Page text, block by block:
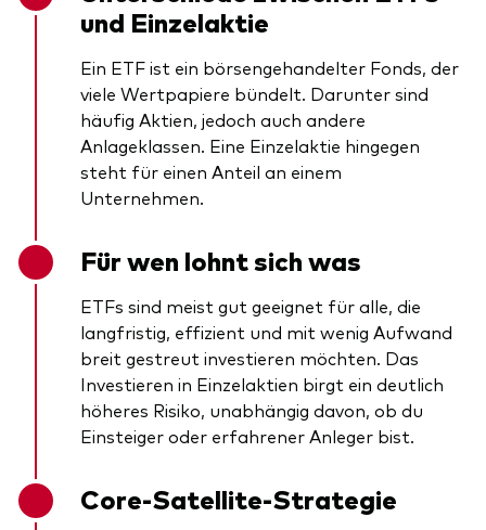
und Einzelaktie
Ein ETF ist ein börsengehandelter Fonds, der
viele Wertpapiere bündelt. Darunter sind
häufig Aktien, jedoch auch andere
Anlageklassen. Eine Einzelaktie hingegen
steht für einen Anteil an einem
Unternehmen.
Für wen lohnt sich was
ETFs sind meist gut geeignet für alle, die
langfristig, effizient und mit wenig Aufwand
breit gestreut investieren möchten. Das
Investieren in Einzelaktien birgt ein deutlich
höheres Risiko, unabhängig davon, ob du
Einsteiger oder erfahrener Anleger bist.
Core-Satellite-Strategie